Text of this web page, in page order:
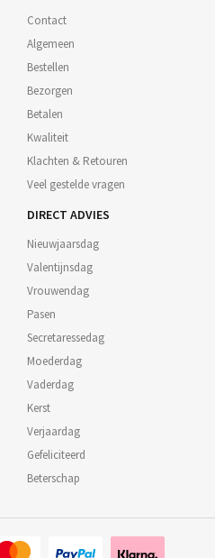
Contact
Algemeen
Bestellen
Bezorgen
Betalen
Kwaliteit
Klachten & Retouren
Veel gestelde vragen
DIRECT ADVIES
Nieuwjaarsdag
Valentijnsdag
Vrouwendag
Pasen
Secretaressedag
Moederdag
Vaderdag
Kerst
Verjaardag
Gefeliciteerd
Beterschap